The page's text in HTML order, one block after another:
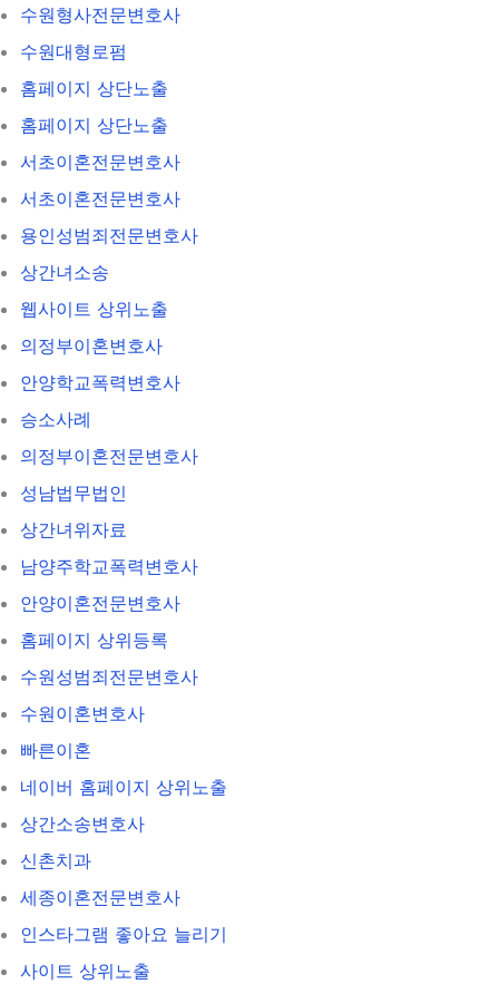
수원형사전문변호사
수원대형로펌
홈페이지 상단노출
홈페이지 상단노출
서초이혼전문변호사
서초이혼전문변호사
용인성범죄전문변호사
상간녀소송
웹사이트 상위노출
의정부이혼변호사
안양학교폭력변호사
승소사례
의정부이혼전문변호사
성남법무법인
상간녀위자료
남양주학교폭력변호사
안양이혼전문변호사
홈페이지 상위등록
수원성범죄전문변호사
수원이혼변호사
빠른이혼
네이버 홈페이지 상위노출
상간소송변호사
신촌치과
세종이혼전문변호사
인스타그램 좋아요 늘리기
사이트 상위노출